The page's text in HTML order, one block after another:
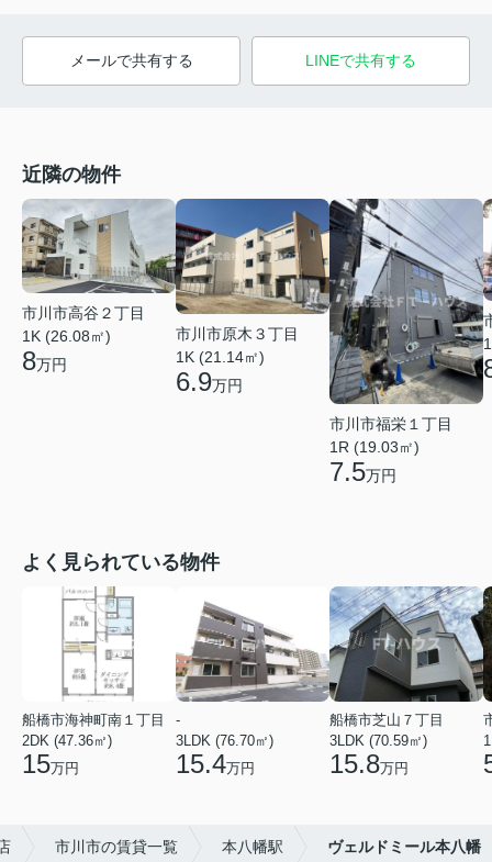
メールで共有する LINEで共有する
近隣の物件
市川市高谷２丁目
1K (26.08㎡)
8万円
市川市原木３丁目
1K (21.14㎡)
6.9万円
市川市福栄１丁目
1R (19.03㎡)
7.5万円
よく見られている物件
船橋市海神町南１丁目
2DK (47.36㎡)
15万円
-
3LDK (76.70㎡)
15.4万円
船橋市芝山７丁目
3LDK (70.59㎡)
15.8万円
市川市の賃貸一覧 本八幡駅 ヴェルドミール本八幡